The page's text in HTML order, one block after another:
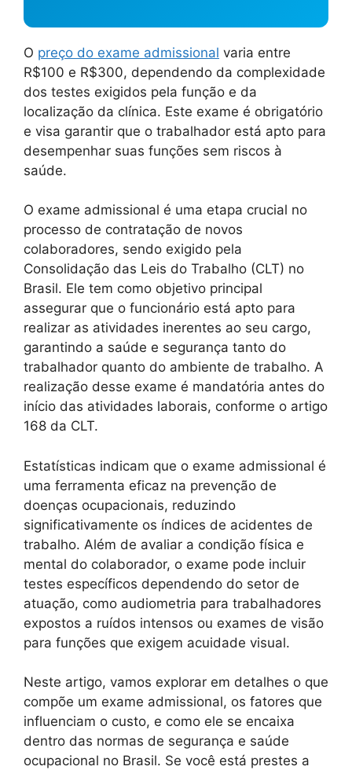
O preço do exame admissional varia entre
R$100 e R$300, dependendo da complexidade
dos testes exigidos pela função e da
localização da clínica. Este exame é obrigatório
e visa garantir que o trabalhador está apto para
desempenhar suas funções sem riscos à
saúde.
O exame admissional é uma etapa crucial no
processo de contratação de novos
colaboradores, sendo exigido pela
Consolidação das Leis do Trabalho (CLT) no
Brasil. Ele tem como objetivo principal
assegurar que o funcionário está apto para
realizar as atividades inerentes ao seu cargo,
garantindo a saúde e segurança tanto do
trabalhador quanto do ambiente de trabalho. A
realização desse exame é mandatória antes do
início das atividades laborais, conforme o artigo
168 da CLT.
Estatísticas indicam que o exame admissional é
uma ferramenta eficaz na prevenção de
doenças ocupacionais, reduzindo
significativamente os índices de acidentes de
trabalho. Além de avaliar a condição física e
mental do colaborador, o exame pode incluir
testes específicos dependendo do setor de
atuação, como audiometria para trabalhadores
expostos a ruídos intensos ou exames de visão
para funções que exigem acuidade visual.
Neste artigo, vamos explorar em detalhes o que
compõe um exame admissional, os fatores que
influenciam o custo, e como ele se encaixa
dentro das normas de segurança e saúde
ocupacional no Brasil. Se você está prestes a